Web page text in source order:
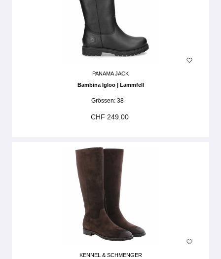
PANAMA JACK
Bambina Igloo | Lammfell
Grössen: 38
CHF 249.00
KENNEL & SCHMENGER